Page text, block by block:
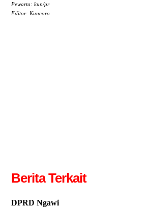
Pewarta: kun/pr
Editor: Kuncoro
Berita Terkait
DPRD Ngawi